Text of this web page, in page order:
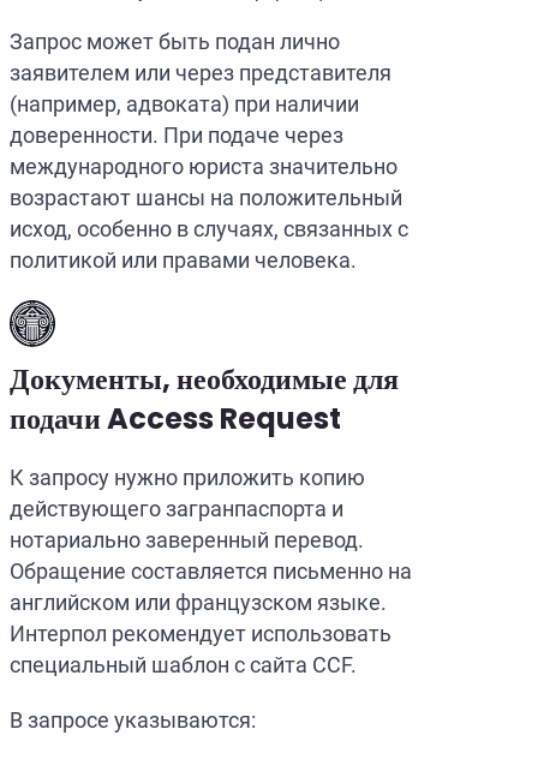
Запрос может быть подан лично
заявителем или через представителя
(например, адвоката) при наличии
доверенности. При подаче через
международного юриста значительно
возрастают шансы на положительный
исход, особенно в случаях, связанных с
политикой или правами человека.
Документы, необходимые для
подачи Access Request
К запросу нужно приложить копию
действующего загранпаспорта и
нотариально заверенный перевод.
Обращение составляется письменно на
английском или французском языке.
Интерпол рекомендует использовать
специальный шаблон с сайта CCF.
В запросе указываются: